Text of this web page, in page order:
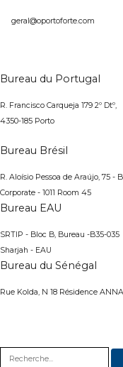
geral@oportoforte.com
Bureau du Portugal
R. Francisco Carqueja 179 2º Dtº,
4350-185 Porto
Bureau Brésil
R. Aloísio Pessoa de Araújo, 75 -
Corporate - 1011 Room 45
Bureau EAU
SRTIP - Bloc B, Bureau -B35-035
Sharjah - EAU
Bureau du Sénégal
Rue Kolda, N 18 Résidence